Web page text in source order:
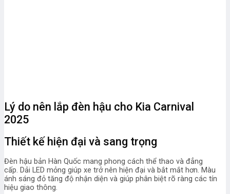
Lý do nên lắp đèn hậu cho Kia Carnival
2025
Thiết kế hiện đại và sang trọng
Đèn hậu bản Hàn Quốc mang phong cách thể thao và đẳng
cấp. Dải LED mỏng giúp xe trở nên hiện đại và bắt mắt hơn. Màu
ánh sáng đỏ tăng độ nhận diện và giúp phân biệt rõ ràng các tín
hiệu giao thông.